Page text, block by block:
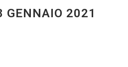
GENNAIO 2021